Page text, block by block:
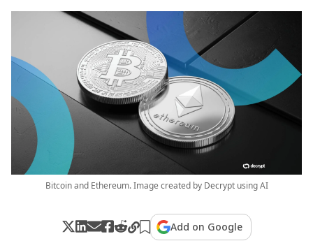
Bitcoin and Ethereum. Image created by Decrypt using AI
Add on Google